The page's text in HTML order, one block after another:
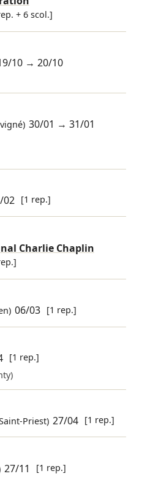
+ 6 scol.]
10 →20/10
30/01 →31/01
02 [1 rep.]
Charlie Chaplin
06/03 [1 rep.]
[1 rep.]
Priest) 27/04 [1 rep.]
27/11
[1 rep.]